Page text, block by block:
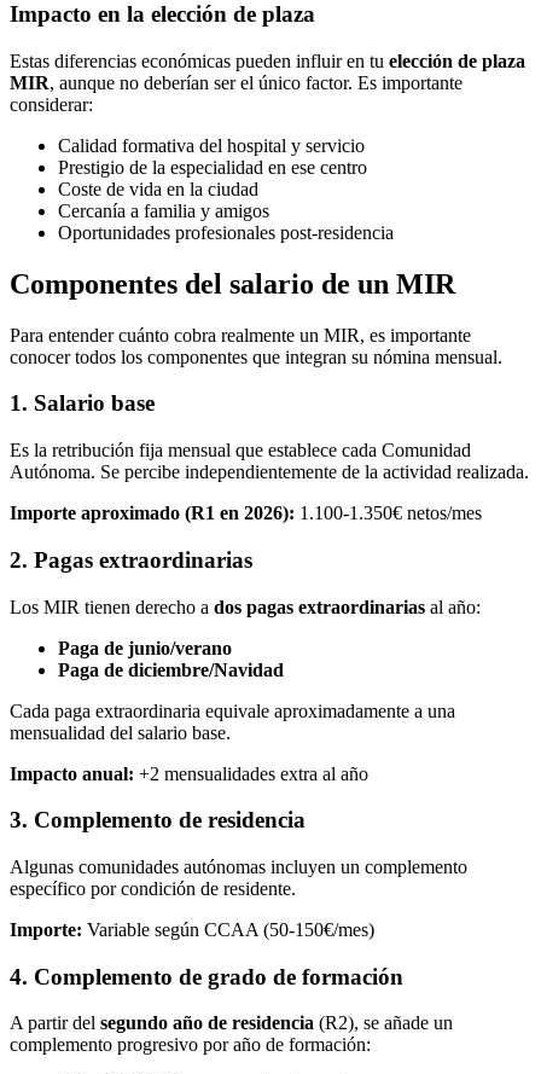
Impacto en la elección de plaza
Estas diferencias económicas pueden influir en tu elección de plaza
MIR, aunque no deberían ser el único factor. Es importante
considerar:
Calidad formativa del hospital y servicio
Prestigio de la especialidad en ese centro
Coste de vida en la ciudad
Cercanía a familia y amigos
Oportunidades profesionales post-residencia
Componentes del salario de un MIR
Para entender cuánto cobra realmente un MIR, es importante
conocer todos los componentes que integran su nómina mensual.
1. Salario base
Es la retribución fija mensual que establece cada Comunidad
Autónoma. Se percibe independientemente de la actividad realizada.
Importe aproximado (R1 en 2026): 1.100-1.350€ netos/mes
2. Pagas extraordinarias
Los MIR tienen derecho a dos pagas extraordinarias al año:
Paga de junio/verano
Paga de diciembre/Navidad
Cada paga extraordinaria equivale aproximadamente a una
mensualidad del salario base.
Impacto anual: +2 mensualidades extra al año
3. Complemento de residencia
Algunas comunidades autónomas incluyen un complemento
específico por condición de residente.
Importe: Variable según CCAA (50-150€/mes)
4. Complemento de grado de formación
A partir del segundo año de residencia (R2), se añade un
complemento progresivo por año de formación: